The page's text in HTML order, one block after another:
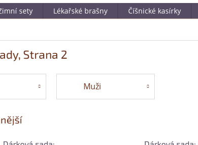
sety Lékařské brašny Číšnické kasírky
, Strana 2
Muži